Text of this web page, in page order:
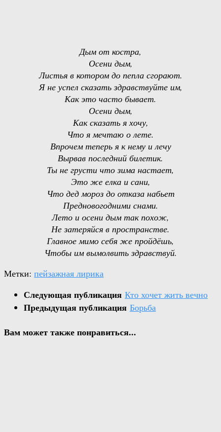
Дым от костра,
Осени дым,
Листья в котором до пепла сгорают.
Я не успел сказать здравствуйте им,
Как это часто бывает.
Осени дым,
Как сказать я хочу,
Что я мечтаю о лете.
Впрочем теперь я к нему и лечу
Вырвав последний билетик.
Ты не грусти что зима настает,
Это же елка и сани,
Что дед мороз до отказа набьет
Предновогодними снами.
Лето и осени дым так похож,
Не затеряйся в пространстве.
Главное мимо себя же пройдёшь,
Чтобы им вымолвить здравствуй.
Метки: пейзажная лирика
Следующая публикация Кто хочет жить вечно
Предыдущая публикация Борьба
Вам может также понравиться...